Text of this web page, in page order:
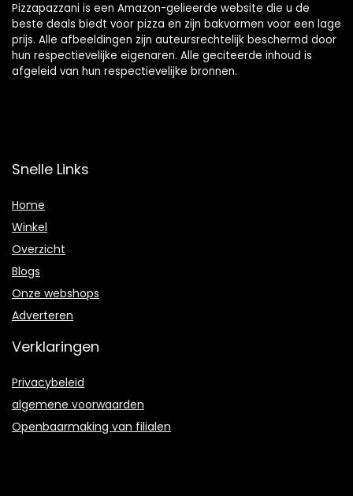
Pizzapazzani is een Amazon-gelieerde website die u de
beste deals biedt voor pizza en zijn bakvormen voor een lage
prijs. Alle afbeeldingen zijn auteursrechtelijk beschermd door
hun respectievelijke eigenaren. Alle geciteerde inhoud is
afgeleid van hun respectievelijke bronnen.
Snelle Links
Home
Winkel
Overzicht
Blogs
Onze webshops
Adverteren
Verklaringen
Privacybeleid
algemene voorwaarden
Openbaarmaking van filialen